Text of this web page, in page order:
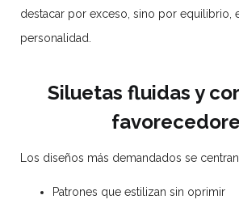
destacar por exceso, sino por equilibrio,
personalidad.
Siluetas fluidas y
Los diseños más demandados se
Patrones que estilizan sin oprimir